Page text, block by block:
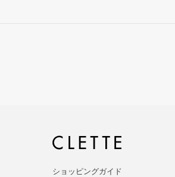
ショッピングガイド